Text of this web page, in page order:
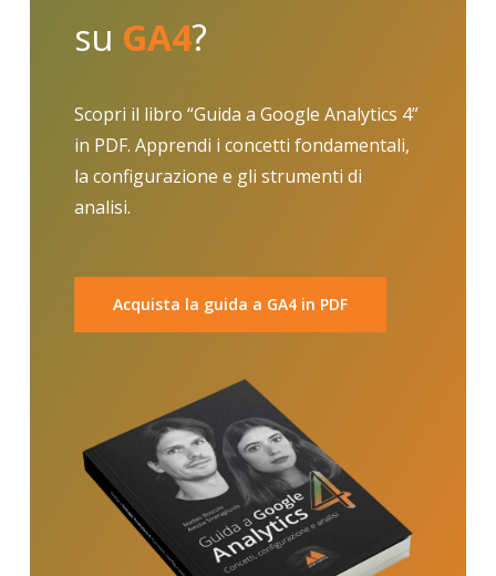
su GA4?
Scopri il libro “Guida a Google Analytics 4”
in PDF. Apprendi i concetti fondamentali,
la configurazione e gli strumenti di
analisi.
Acquista la guida a GA4 in PDF